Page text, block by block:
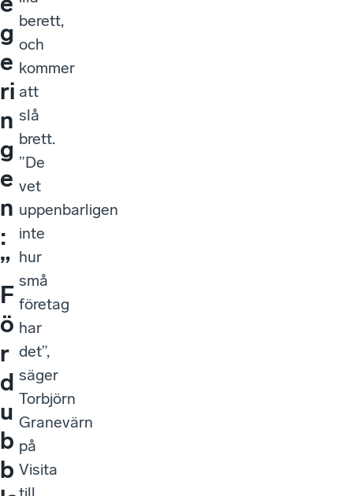
g
e
ri
n
g
e
n
:
”
F
ö
r
d
u
b
b
berett,
och
kommer
att
slå
brett.
”De
vet
uppenbarligen
inte
hur
små
företag
har
det”,
säger
Torbjörn
Granevärn
på
Visita